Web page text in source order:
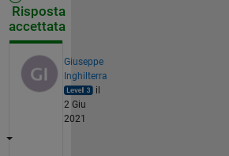
Risposta
accettata
Giuseppe
Inghilterra
il
2 Giu
2021